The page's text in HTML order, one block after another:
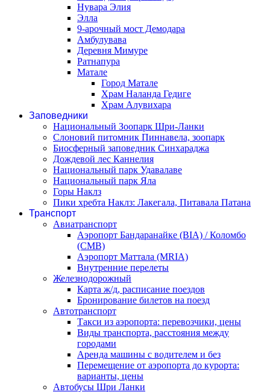
Нувара Элия
Элла
9-арочный мост Демодара
Амбулувава
Деревня Мимуре
Ратнапура
Матале
Город Матале
Храм Наланда Гедиге
Храм Алувихара
Заповедники
Национальный Зоопарк Шри-Ланки
Слоновий питомник Пиннавела, зоопарк
Биосферный заповедник Синхараджа
Дождевой лес Каннелия
Национальный парк Удавалаве
Национальный парк Яла
Горы Наклз
Пики хребта Наклз: Лакегала, Питавала Патана
Транспорт
Авиатранспорт
Аэропорт Бандаранайке (BIA) / Коломбо
(CMB)
Аэропорт Маттала (MRIA)
Внутренние перелеты
Железнодорожный
Карта ж/д, расписание поездов
Бронирование билетов на поезд
Автотранспорт
Такси из аэропорта: перевозчики, цены
Виды транспорта, расстояния между
городами
Аренда машины с водителем и без
Перемещение от аэропорта до курорта:
варианты, цены
Автобусы Шри Ланки